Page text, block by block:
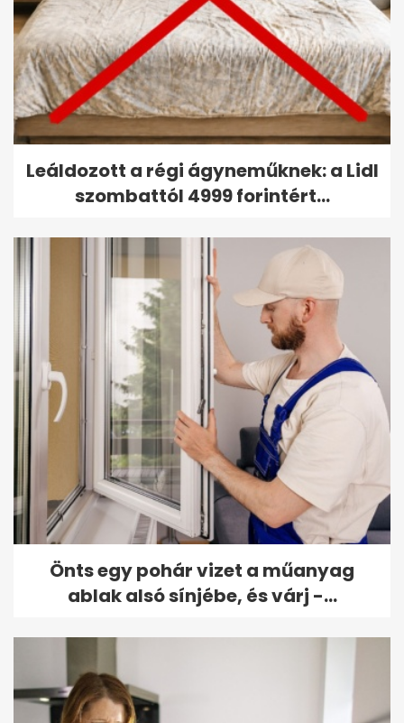
Leáldozott a régi ágyneműknek: a Lidl
szombattól 4999 forintért...
Önts egy pohár vizet a műanyag
ablak alsó sínjébe, és várj -...